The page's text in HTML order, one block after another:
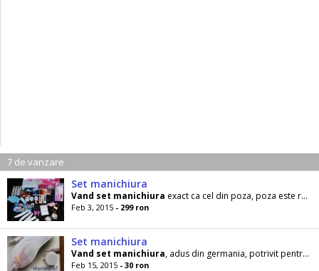
7 de vanzare
Set manichiura
Vand set manichiura exact ca cel din poza, poza este reala.
Feb 3, 2015 - 299 ron
Set manichiura
Vand set manichiura, adus din germania, potrivit pentru calatorii. Functioneaza pe baterii.
Feb 15, 2015 - 30 ron